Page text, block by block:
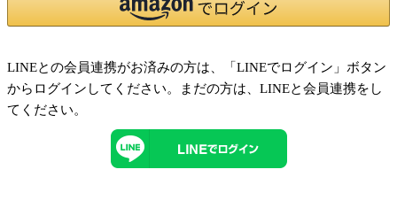
LINEとの会員連携がお済みの方は、「LINEでログイン」ボタン
からログインしてください。まだの方は、 LINEと会員連携をし
てください。